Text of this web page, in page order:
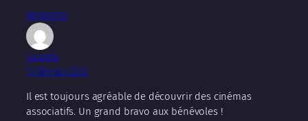
Répondre
Laurent
13 février 2025
Il est toujours agréable de découvrir des cinémas
associatifs. Un grand bravo aux bénévoles !